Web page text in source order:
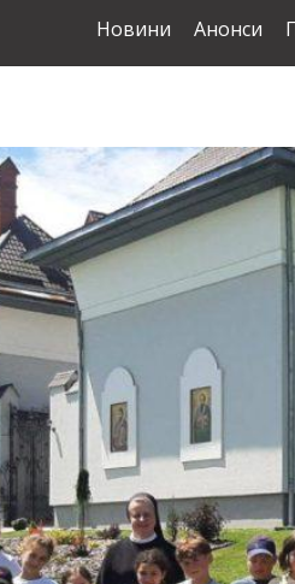
Новини Анонси